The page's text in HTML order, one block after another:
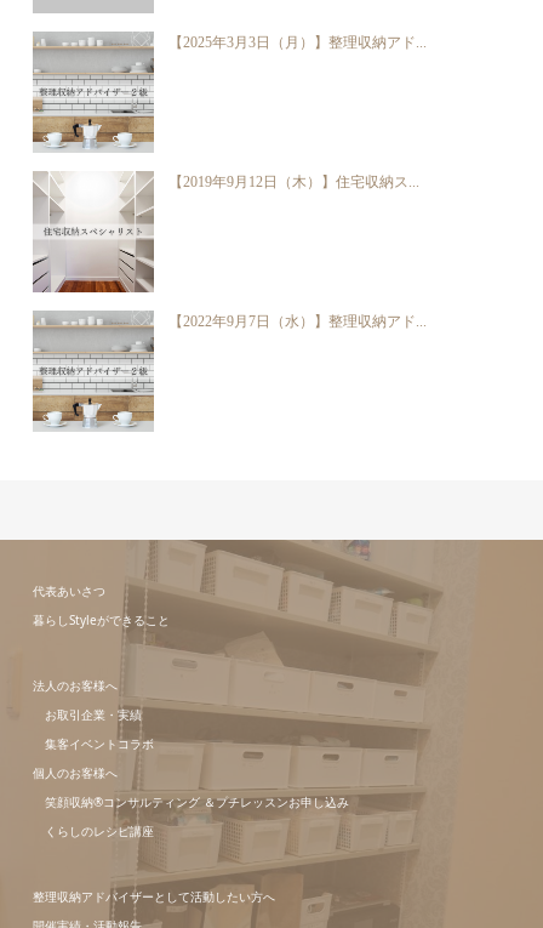
【2025年3月3日（月）】整理収納アド...
【2019年9月12日（木）】住宅収納ス...
【2022年9月7日（水）】整理収納アド...
代表あいさつ
暮らしStyleができること
法人のお客様へ
お取引企業・実績
集客イベントコラボ
個人のお客様へ
笑顔収納®コンサルティング ＆プチレッスンお申し込み
くらしのレシピ講座
整理収納アドバイザーとして活動したい方へ